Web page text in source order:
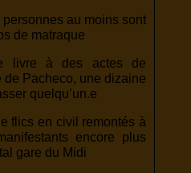
au moins sont
de matraque
livre à des actes de
Pacheco, une dizaine
quelqu’un.e
flics en civil remontés à
encore plus
gare du Midi